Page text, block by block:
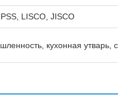
LISCO, JISCO
кухонная утварь,